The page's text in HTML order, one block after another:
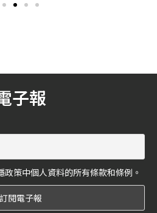
分的一個亮點，今天 《花
子報
策中個人資料的所有條款和條例。